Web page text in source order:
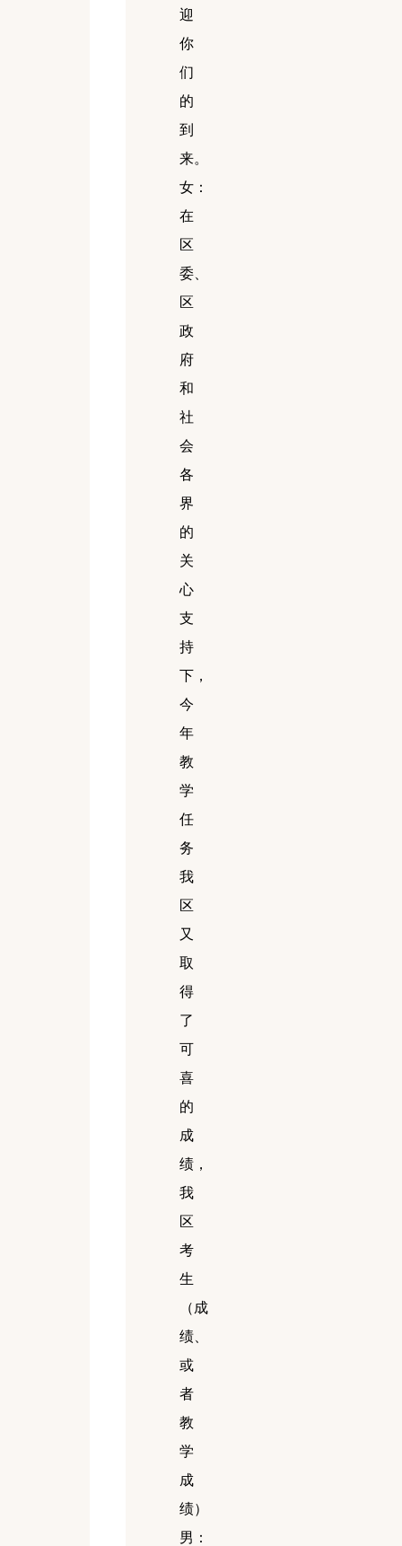
迎
你
们
的
到
来。
女：
在
区
委、
区
政
府
和
社
会
各
界
的
关
心
支
持
下，
今
年
教
学
任
务
我
区
又
取
得
了
可
喜
的
成
绩，
我
区
考
生
（成
绩、
或
者
教
学
成
绩）
男：